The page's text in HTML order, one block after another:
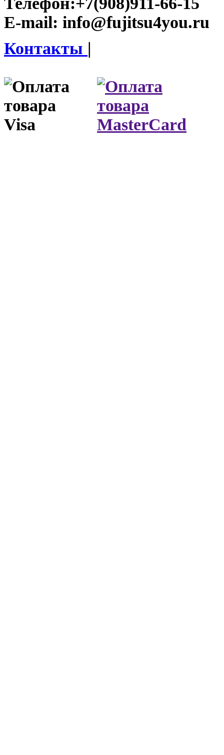
E-mail: info@fujitsu4you.ru
Контакты |